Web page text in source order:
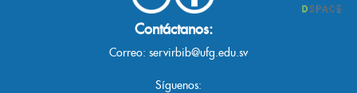
Contáctanos:
Correo: servirbib@ufg.edu.sv
Síguenos: